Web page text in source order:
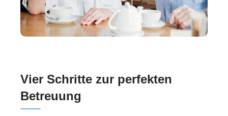
Vier Schritte zur perfekten
Betreuung